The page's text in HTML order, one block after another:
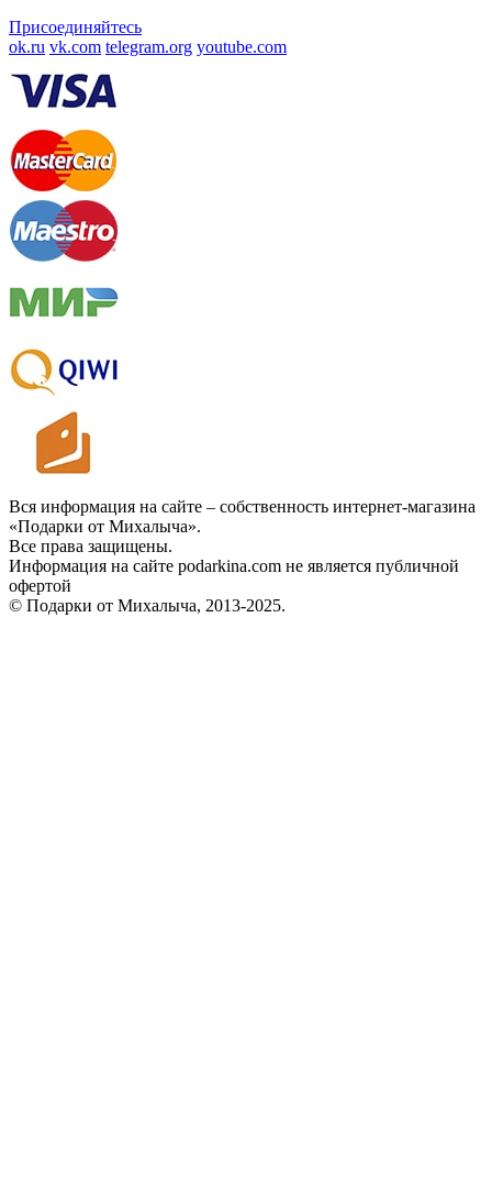
Присоединяйтесь
ok.ru vk.com telegram.org youtube.com
Вся информация на сайте – собственность интернет-магазина
«Подарки от Михалыча».
Все права защищены.
Информация на сайте podarkina.com не является публичной
офертой
© Подарки от Михалыча, 2013-2025.